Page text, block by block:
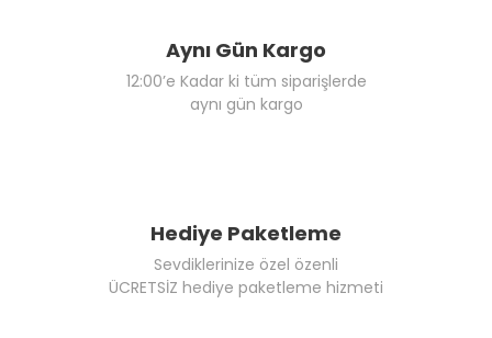
Aynı Gün Kargo
12:00’e Kadar ki tüm siparişlerde
aynı gün kargo
Hediye Paketleme
Sevdiklerinize özel özenli
ÜCRETSİZ hediye paketleme hizmeti